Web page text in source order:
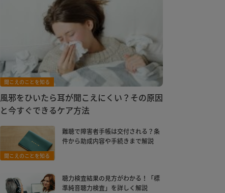
聞こえのことを知る
風邪をひいたら耳が聞こえにくい？その原因
と今すぐできるケア方法
聞こえのことを知る
難聴で障害者手帳は交付される？条
件から助成内容や手続きまで解説
聴力検査結果の見方がわかる！「標
準純音聴力検査」を詳しく解説